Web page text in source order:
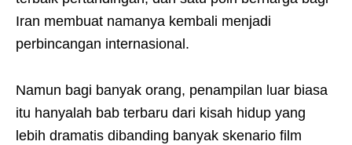
Iran membuat namanya kembali menjadi
perbincangan internasional.
Namun bagi banyak orang, penampilan luar biasa
itu hanyalah bab terbaru dari kisah hidup yang
lebih dramatis dibanding banyak skenario film